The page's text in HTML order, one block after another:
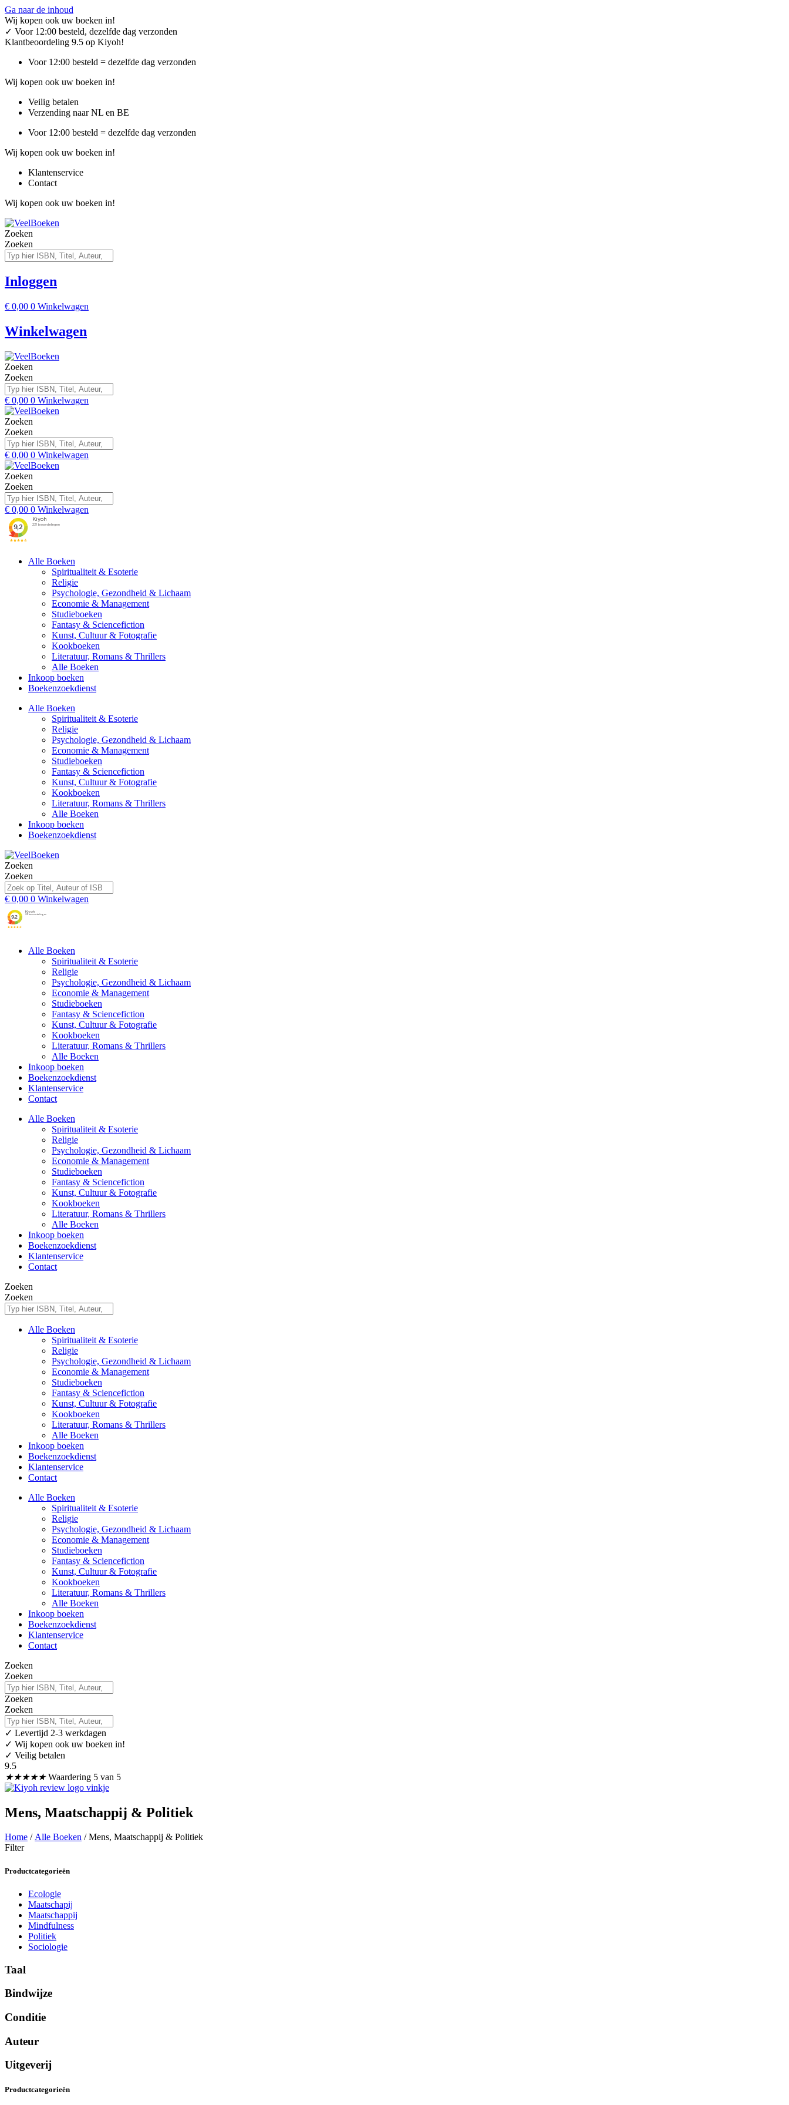
Ga naar de inhoud
Wij kopen ook uw boeken in!
✓ Voor 12:00 besteld, dezelfde dag verzonden
Klantbeoordeling 9.5 op Kiyoh!
Voor 12:00 besteld = dezelfde dag verzonden
Wij kopen ook uw boeken in!
Veilig betalen
Verzending naar NL en BE
Voor 12:00 besteld = dezelfde dag verzonden
Wij kopen ook uw boeken in!
Klantenservice
Contact
Wij kopen ook uw boeken in!
Zoeken
Zoeken
Inloggen
€ 0,00 0 Winkelwagen
Winkelwagen
Zoeken
Zoeken
€ 0,00 0 Winkelwagen
Zoeken
Zoeken
€ 0,00 0 Winkelwagen
Zoeken
Zoeken
€ 0,00 0 Winkelwagen
Alle Boeken
Spiritualiteit & Esoterie
Religie
Psychologie, Gezondheid & Lichaam
Economie & Management
Studieboeken
Fantasy & Sciencefiction
Kunst, Cultuur & Fotografie
Kookboeken
Literatuur, Romans & Thrillers
Alle Boeken
Inkoop boeken
Boekenzoekdienst
Alle Boeken
Spiritualiteit & Esoterie
Religie
Psychologie, Gezondheid & Lichaam
Economie & Management
Studieboeken
Fantasy & Sciencefiction
Kunst, Cultuur & Fotografie
Kookboeken
Literatuur, Romans & Thrillers
Alle Boeken
Inkoop boeken
Boekenzoekdienst
Zoeken
Zoeken
€ 0,00 0 Winkelwagen
Alle Boeken
Spiritualiteit & Esoterie
Religie
Psychologie, Gezondheid & Lichaam
Economie & Management
Studieboeken
Fantasy & Sciencefiction
Kunst, Cultuur & Fotografie
Kookboeken
Literatuur, Romans & Thrillers
Alle Boeken
Inkoop boeken
Boekenzoekdienst
Klantenservice
Contact
Alle Boeken
Spiritualiteit & Esoterie
Religie
Psychologie, Gezondheid & Lichaam
Economie & Management
Studieboeken
Fantasy & Sciencefiction
Kunst, Cultuur & Fotografie
Kookboeken
Literatuur, Romans & Thrillers
Alle Boeken
Inkoop boeken
Boekenzoekdienst
Klantenservice
Contact
Zoeken
Zoeken
Alle Boeken
Spiritualiteit & Esoterie
Religie
Psychologie, Gezondheid & Lichaam
Economie & Management
Studieboeken
Fantasy & Sciencefiction
Kunst, Cultuur & Fotografie
Kookboeken
Literatuur, Romans & Thrillers
Alle Boeken
Inkoop boeken
Boekenzoekdienst
Klantenservice
Contact
Alle Boeken
Spiritualiteit & Esoterie
Religie
Psychologie, Gezondheid & Lichaam
Economie & Management
Studieboeken
Fantasy & Sciencefiction
Kunst, Cultuur & Fotografie
Kookboeken
Literatuur, Romans & Thrillers
Alle Boeken
Inkoop boeken
Boekenzoekdienst
Klantenservice
Contact
Zoeken
Zoeken
Zoeken
Zoeken
✓ Levertijd 2-3 werkdagen
✓ Wij kopen ook uw boeken in!
✓ Veilig betalen
9.5
★★★★★ Waardering 5 van 5
Mens, Maatschappij & Politiek
Home /Alle Boeken / Mens, Maatschappij & Politiek
Filter
Productcategorieën
Ecologie
Maatschapij
Maatschappij
Mindfulness
Politiek
Sociologie
Taal
Bindwijze
Conditie
Auteur
Uitgeverij
Productcategorieën